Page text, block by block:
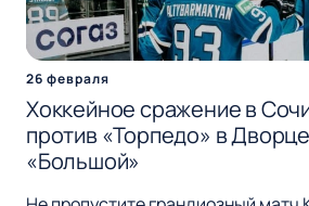
26 февраля
Хоккейное сражение в
против «Торпедо» в
«Большой»